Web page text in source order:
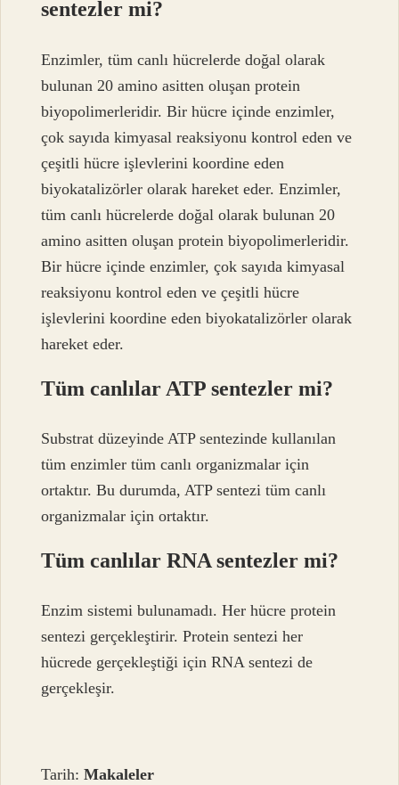
sentezler mi?
Enzimler, tüm canlı hücrelerde doğal olarak
bulunan 20 amino asitten oluşan protein
biyopolimerleridir. Bir hücre içinde enzimler,
çok sayıda kimyasal reaksiyonu kontrol eden ve
çeşitli hücre işlevlerini koordine eden
biyokatalizörler olarak hareket eder. Enzimler,
tüm canlı hücrelerde doğal olarak bulunan 20
amino asitten oluşan protein biyopolimerleridir.
Bir hücre içinde enzimler, çok sayıda kimyasal
reaksiyonu kontrol eden ve çeşitli hücre
işlevlerini koordine eden biyokatalizörler olarak
hareket eder.
Tüm canlılar ATP sentezler mi?
Substrat düzeyinde ATP sentezinde kullanılan
tüm enzimler tüm canlı organizmalar için
ortaktır. Bu durumda, ATP sentezi tüm canlı
organizmalar için ortaktır.
Tüm canlılar RNA sentezler mi?
Enzim sistemi bulunamadı. Her hücre protein
sentezi gerçekleştirir. Protein sentezi her
hücrede gerçekleştiği için RNA sentezi de
gerçekleşir.
Tarih:Makaleler